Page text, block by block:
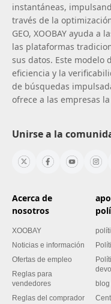
instantáneas,
través de la
GEO, XOOBAY ayuda
las plataformas
sus datos. Este modelo
eficiencia y la
de búsquedas
ofrece a las empresas
Unirse a la
Acerca de
nosotros
XOOBAY
Noticias e información
Ofertas de empleo
Reglas para
vendedores
Reglas del comprador
blog